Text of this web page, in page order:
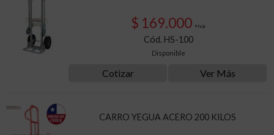
$ 169.000 +iva
Cód. HS-100
Disponible
Cotizar Ver Más
CARRO YEGUA ACERO 200 KILOS